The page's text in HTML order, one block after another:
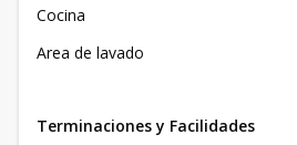
Cocina
Area de lavado
Terminaciones y Facilidades